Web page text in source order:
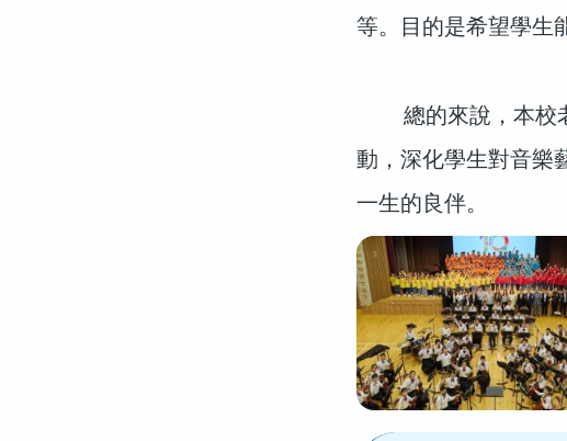
等。目的是希望學生
總的來說，本校老
動，深化學生對音樂
一生的良伴。